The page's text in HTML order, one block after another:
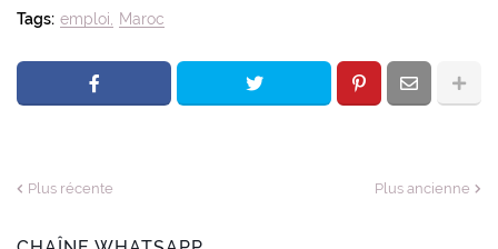
Tags: emploi Maroc
Plus récente Plus ancienne